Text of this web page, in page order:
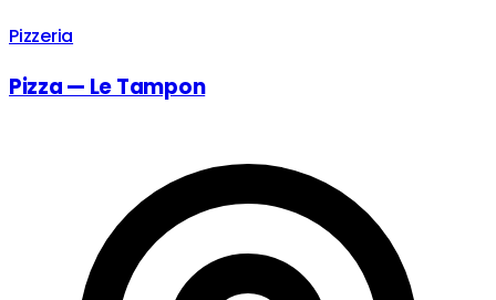
Pizzeria
Pizza — Le Tampon